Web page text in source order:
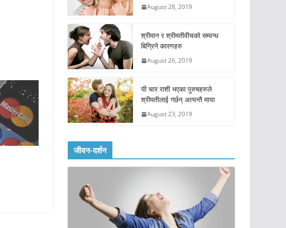
August 28, 2019
श्रीमान र श्रीमतीवीचको सम्वन्ध
बिग्रिने कारणहरु
August 26, 2019
यी चार राशी भएका पुरुषहरुले
श्रीमतीलाई गर्छन् अत्यन्तै माया
August 23, 2019
जीवन-दर्शन